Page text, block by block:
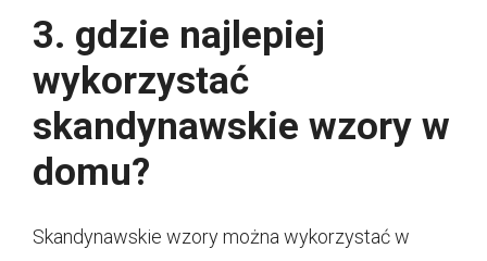
3. gdzie najlepiej
wykorzystać
skandynawskie wzory w
domu?
Skandynawskie wzory można wykorzystać w